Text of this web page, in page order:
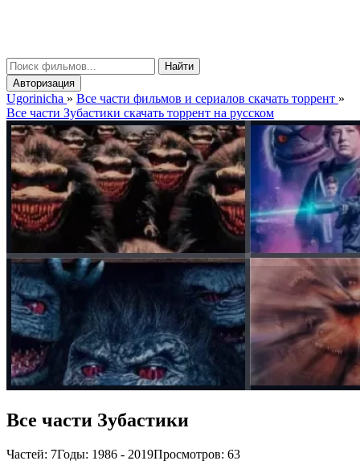
Найти
Авторизация
Ugorinicha » Все части фильмов и сериалов скачать торрент »
Все части Зубастики скачать торрент на русском
Все части Зубастики
Частей: 7Годы: 1986 - 2019Просмотров: 63